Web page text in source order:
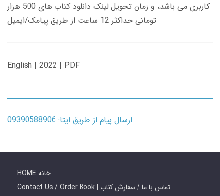
کاربری می باشد، و زمان تحویل لینک دانلود کتاب های 500 هزار
تومانی حداکثر 12 ساعت از طریق پیامک/ایمیل
English | 2022 | PDF
ارسال پیام از طریق ایتا: 09390588906
HOME خانه
Contact Us / Order Book | تماس با ما / سفارش کتاب